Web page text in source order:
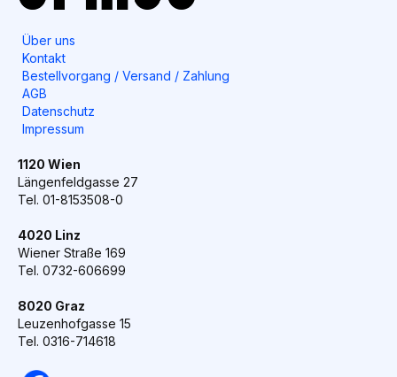
Über uns
Kontakt
Bestellvorgang / Versand / Zahlung
AGB
Datenschutz
Impressum
1120 Wien
Längenfeldgasse 27
Tel. 01-8153508-0
4020 Linz
Wiener Straße 169
Tel. 0732-606699
8020 Graz
Leuzenhofgasse 15
Tel. 0316-714618